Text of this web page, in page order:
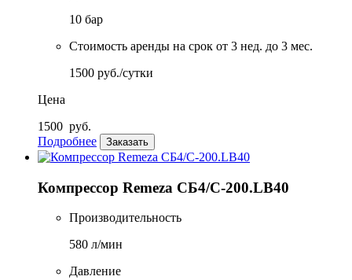
10 бар
Стоимость аренды на срок от 3 нед. до 3 мес.
1500 руб./сутки
Цена
1500 руб.
Подробнее
Заказать
Компрессор Remeza CБ4/С-200.LB40
Производительность
580 л/мин
Давление